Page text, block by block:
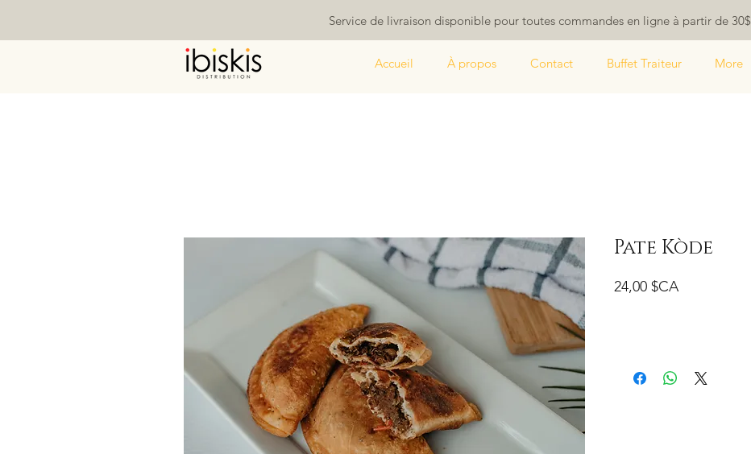
Service de livraison disponible pour toutes commandes en ligne à partir de 30$
Accueil À propos Contact Buffet Traiteur More
Pate Kòde
24,00 $CAPrix